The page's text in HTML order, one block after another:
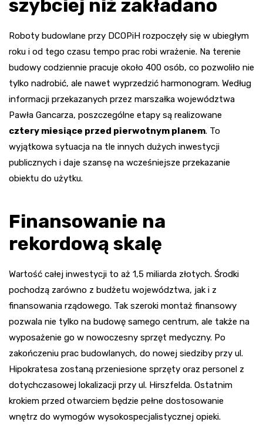
szybciej niż zakładano
Roboty budowlane przy DCOPiH rozpoczęły się w ubiegłym
roku i od tego czasu tempo prac robi wrażenie. Na terenie
budowy codziennie pracuje około 400 osób, co pozwoliło nie
tylko nadrobić, ale nawet wyprzedzić harmonogram. Według
informacji przekazanych przez marszałka województwa
Pawła Gancarza, poszczególne etapy są realizowane
cztery miesiące przed pierwotnym planem. To
wyjątkowa sytuacja na tle innych dużych inwestycji
publicznych i daje szansę na wcześniejsze przekazanie
obiektu do użytku.
Finansowanie na
rekordową skalę
Wartość całej inwestycji to aż 1,5 miliarda złotych. Środki
pochodzą zarówno z budżetu województwa, jak i z
finansowania rządowego. Tak szeroki montaż finansowy
pozwala nie tylko na budowę samego centrum, ale także na
wyposażenie go w nowoczesny sprzęt medyczny. Po
zakończeniu prac budowlanych, do nowej siedziby przy ul.
Hipokratesa zostaną przeniesione sprzęty oraz personel z
dotychczasowej lokalizacji przy ul. Hirszfelda. Ostatnim
krokiem przed otwarciem będzie pełne dostosowanie
wnętrz do wymogów wysokospecjalistycznej opieki.